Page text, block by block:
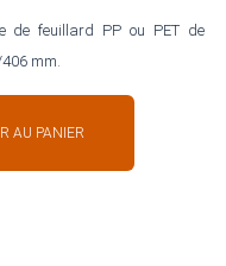
de feuillard PP ou PET de
mm.
AU PANIER